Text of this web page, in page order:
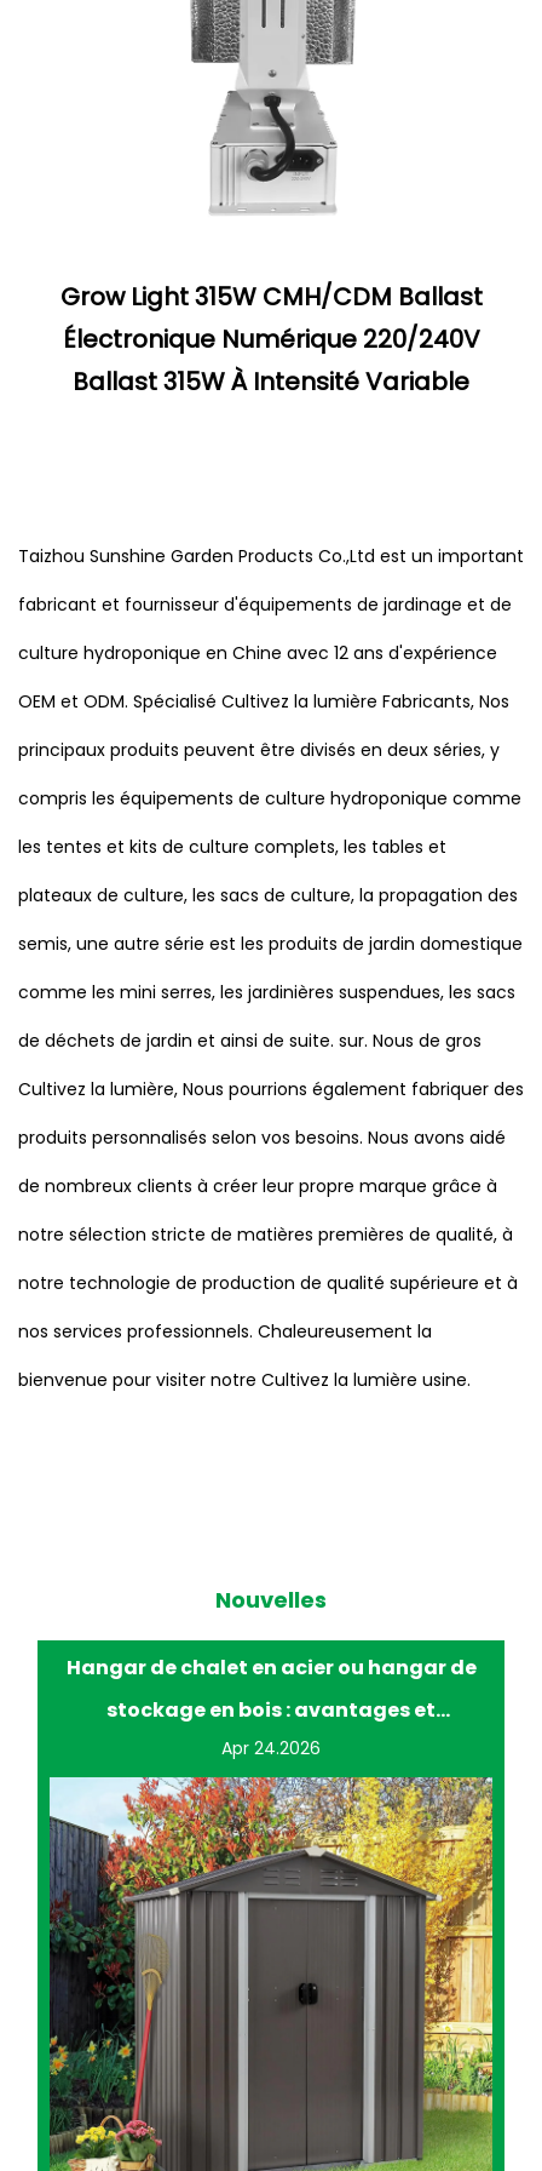
Grow Light 315W CMH/CDM Ballast
Électronique Numérique 220/240V
Ballast 315W À Intensité Variable
Taizhou Sunshine Garden Products Co.,Ltd est un important
fabricant et fournisseur d'équipements de jardinage et de
culture hydroponique en Chine avec 12 ans d'expérience
OEM et ODM. Spécialisé Cultivez la lumière Fabricants, Nos
principaux produits peuvent être divisés en deux séries, y
compris les équipements de culture hydroponique comme
les tentes et kits de culture complets, les tables et
plateaux de culture, les sacs de culture, la propagation des
semis, une autre série est les produits de jardin domestique
comme les mini serres, les jardinières suspendues, les sacs
de déchets de jardin et ainsi de suite. sur. Nous de gros
Cultivez la lumière, Nous pourrions également fabriquer des
produits personnalisés selon vos besoins. Nous avons aidé
de nombreux clients à créer leur propre marque grâce à
notre sélection stricte de matières premières de qualité, à
notre technologie de production de qualité supérieure et à
nos services professionnels. Chaleureusement la
bienvenue pour visiter notre Cultivez la lumière usine.
Nouvelles
de chalet en acier ou hangar de
stockage en bois : avantages et
inconvénients